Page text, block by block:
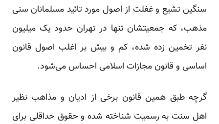
سنگین تشیع و غفلت از اصول مورد تائید مسلمانان سنی
مذهب، که جمعیتشان تنها در تهران حدود یک میلیون
نفر تخمین زده شده، کم و بیش بر اغلب اصول قانون
اساسی و قانون مجازات اسلامی احساس می‌شود.
گرچه طبق همین قانون برخی از ادیان و مذاهب نظیر
اهل سنت به رسمیت شناخته شده و حقوق حداقلی برای